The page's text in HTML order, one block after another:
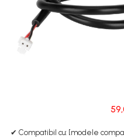
https://
Stop trotineta
Suruburi
✔ Compatibil cu: [modele